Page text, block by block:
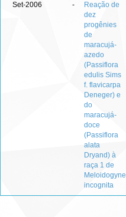
Set-2006 -
Reação de
dez
progênies
de
maracujá-
azedo
(Passiflora
edulis Sims
f. flavicarpa
Deneger) e
do
maracujá-
doce
(Passiflora
alata
Dryand) à
raça 1 de
Meloidogyne
incognita